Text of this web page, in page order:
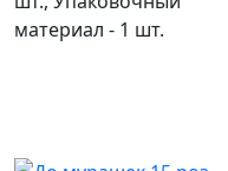
материал - 1 шт.